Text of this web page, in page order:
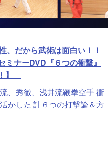
、だから武術は面白い！！
ナーDVD『６つの衝撃』
】
、秀徹、浅井流鞭拳空手 衝
かした 計６つの打撃論＆方